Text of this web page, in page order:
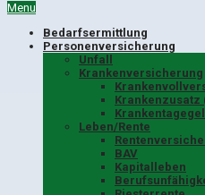
Menu
Bedarfsermittlung
Personenversicherung
Unfall
Krankenversicherung
Krankenzusatz
Leben/Rente
BAV
Kapitalleben